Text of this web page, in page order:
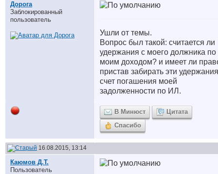
Дорога
Заблокированный
пользователь
Ушли от темы.
Вопрос был такой: считается ли
удержания с моего должника
моим доходом? и имеет ли
пристав забирать эти
счет погашения моей
задолженности по ИЛ.
В Минюст
Цитата
Спасибо
16.08.2015, 13:14
Каюмов Д.Т.
Пользователь